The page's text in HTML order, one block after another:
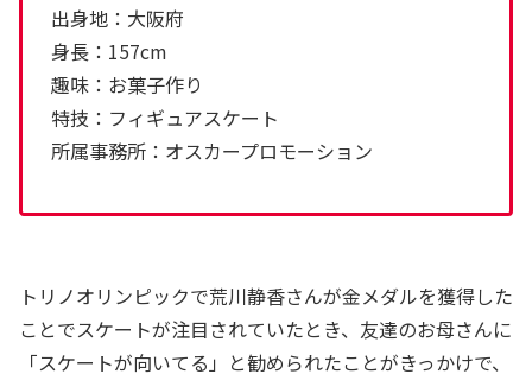
出身地：大阪府
身長：157cm
趣味：お菓子作り
特技：フィギュアスケート
所属事務所：オスカープロモーション
トリノオリンピックで荒川静香さんが金メダルを獲得した
ことでスケートが注目されていたとき、友達のお母さんに
「スケートが向いてる」と勧められたことがきっかけで、